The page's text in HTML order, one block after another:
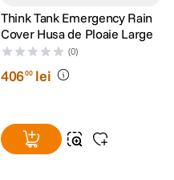
Think Tank Emergency Rain
Cover Husa de Ploaie Large
(0)
40600 lei